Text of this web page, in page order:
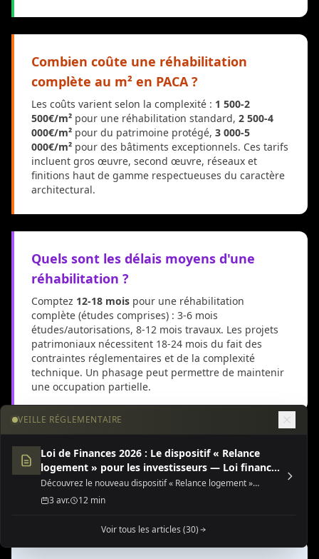
Combien coûte une réhabilitation
complète au m² en PACA ?
Les coûts varient selon la complexité : 1 500-2
500€/m² pour une réhabilitation standard, 2 500-4
000€/m² pour du patrimoine protégé, 3 000-5
000€/m² pour des bâtiments exceptionnels. Ces tarifs
incluent gros œuvre, second œuvre, réseaux et
finitions haut de gamme respectueuses du caractère
architectural.
Quels sont les délais moyens d'une
réhabilitation ?
Comptez 12-18 mois pour une réhabilitation
complète (études comprises) : 3-6 mois
études/autorisations, 8-12 mois travaux. Les projets
patrimoniaux nécessitent 18-24 mois du fait des
contraintes réglementaires et de la complexité
technique. Un phasage peut permettre de maintenir
une occupation partielle.
Financement et aides pour
la réhabilitation de
patrimoine
VEILLE RÉGLEMENTAIRE
Loi de Finances 2026 : Le dispositif « Relance
logement » pour les investisseurs — Loi finances
2026 dispositif relance
Découvrez le nouveau dispositif « Relance logement »
(Jeanbrun) de la Loi de Finances 2026, une opportunité fiscale
majeure pour l'investissement locatif neuf ou rénové.
3 avr. 12 min
Voir tous les articles (30)